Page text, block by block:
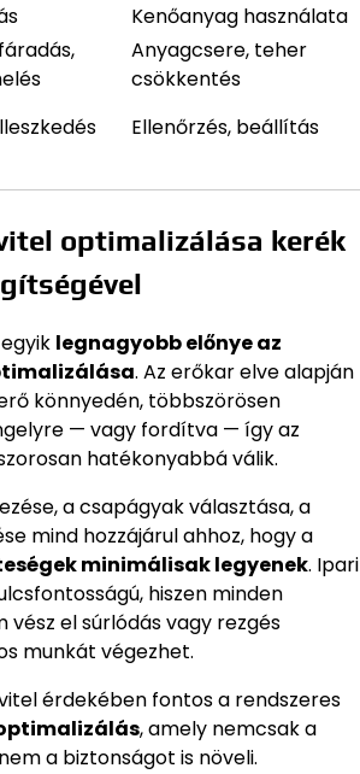
Kenőanyag használata
Anyagcsere, teher
csökkentés
Ellenőrzés, beállítás
optimalizálása kerék
legnagyobb előnye az
. Az erőkar elve alapján
könnyedén, többszörösen
— vagy fordítva — így az
hatékonyabbá válik.
a csapágyak választása, a
mind hozzájárul ahhoz, hogy a
minimálisak legyenek. Ipari
hiszen minden
vész el súrlódás vagy rezgés
munkát végezhet.
érdekében fontos a rendszeres
, amely nemcsak a
a biztonságot is növeli.